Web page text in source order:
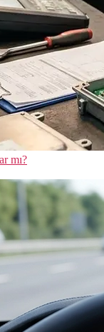
mı?